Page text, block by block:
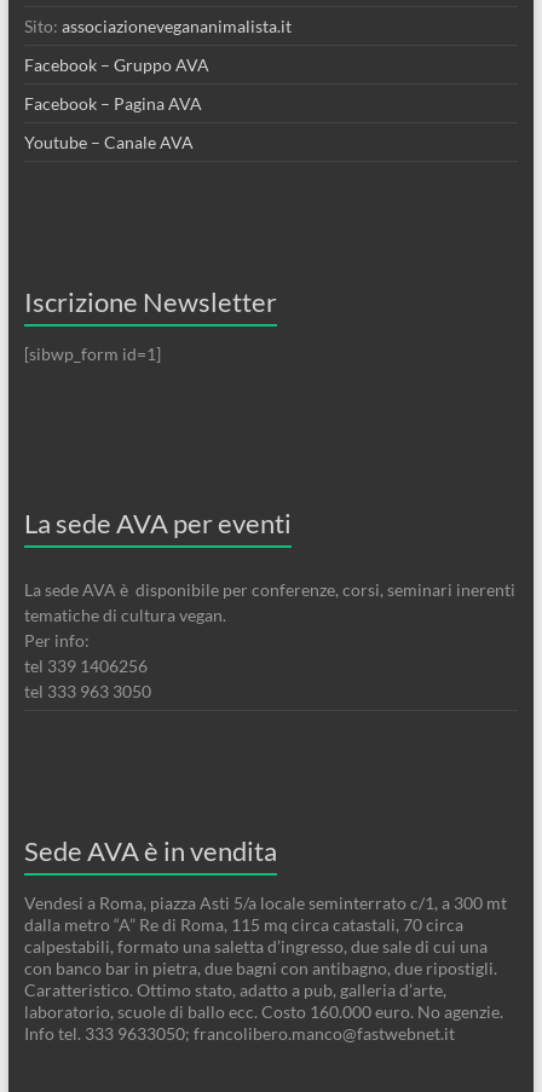
Sito: associazionevegananimalista.it
Facebook – Gruppo AVA
Facebook – Pagina AVA
Youtube – Canale AVA
Iscrizione Newsletter
[sibwp_form id=1]
La sede AVA per eventi
La sede AVA è disponibile per conferenze, corsi, seminari inerenti
tematiche di cultura vegan.
Per info:
tel 339 1406256
tel 333 963 3050
Sede AVA è in vendita
Vendesi a Roma, piazza Asti 5/a locale seminterrato c/1, a 300 mt
dalla metro “A” Re di Roma, 115 mq circa catastali, 70 circa
calpestabili, formato una saletta d’ingresso, due sale di cui una
con banco bar in pietra, due bagni con antibagno, due ripostigli.
Caratteristico. Ottimo stato, adatto a pub, galleria d’arte,
laboratorio, scuole di ballo ecc. Costo 160.000 euro. No agenzie.
Info tel. 333 9633050; francolibero.manco@fastwebnet.it